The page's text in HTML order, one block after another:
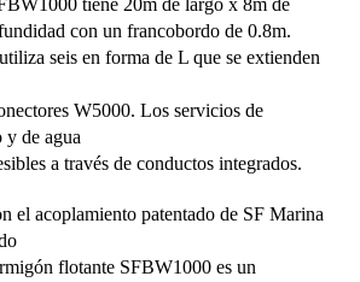
tiene 20m de largo x 8m de
con un francobordo de 0.8m.
seis en forma de L que se extienden
W5000. Los servicios de
y de agua
a través de conductos integrados.
el acoplamiento patentado de SF Marina
flotante SFBW1000 es un